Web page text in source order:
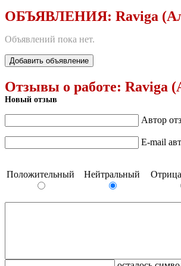
ОБЪЯВЛЕНИЯ: Raviga
Объявлений пока нет.
Добавить объявление
Отзывы о работе: Raviga
Новый отзыв
Автор
E-mail
Положительный Нейтральный